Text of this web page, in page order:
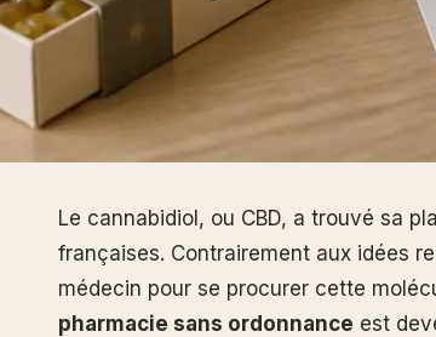
Le cannabidiol, ou CBD, a trouvé sa
françaises. Contrairement aux idées
médecin pour se procurer cette
pharmacie sans ordonnance est